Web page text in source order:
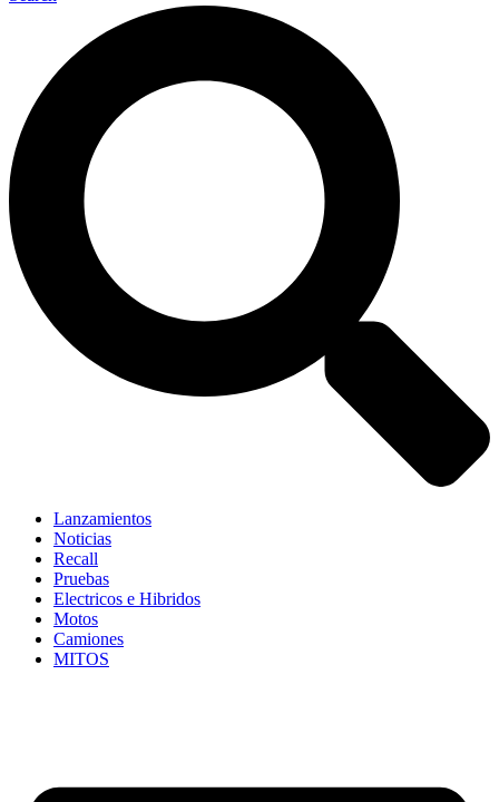
Lanzamientos
Noticias
Recall
Pruebas
Electricos e Hibridos
Motos
Camiones
MITOS